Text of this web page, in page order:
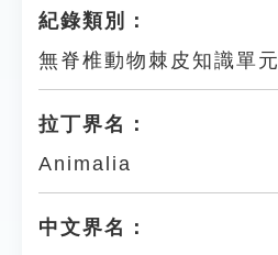
紀錄類別：
無脊椎動物棘皮知識單元
拉丁界名：
Animalia
中文界名：